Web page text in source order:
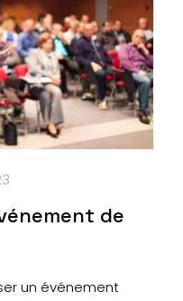
de
un événement